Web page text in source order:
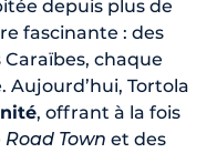
depuis plus de
fascinante : des
chaque
Tortola
, offrant à la fois
Road Town et des